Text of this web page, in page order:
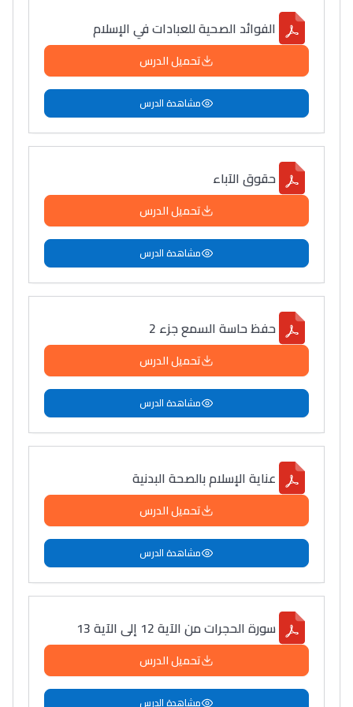
Collège au Maroc
التعليم الثانوي الإعدادي
Interviews/Vidéos
+ de 89 Interviews/Vidéos
دليل المهن
ما يزيد عن 149 مهنة
دليل التوجيه
التوجيه بالثانوي و الإعدادي
باش تقدر تساعد الناس
يلقاو التوازن من الدّاخل
ومن الخارج، بشرى
الفوائد الصحية للعبادات في الإسلام
تحميل الدرس
مشاهدة الدرس
حقوق الآباء
تحميل الدرس
مشاهدة الدرس
حفظ حاسة السمع جزء 2
تحميل الدرس
مشاهدة الدرس
عناية الإسلام بالصحة البدنية
تحميل الدرس
مشاهدة الدرس
سورة الحجرات من الآية 12 إلى الآية 13
تحميل الدرس
مشاهدة الدرس